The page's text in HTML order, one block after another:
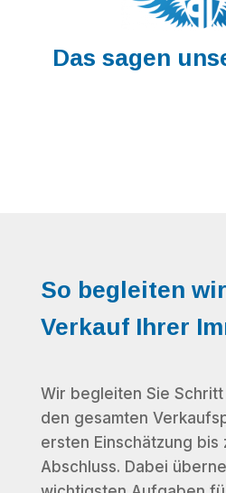
Das sagen
So begleiten
Verkauf Ihrer
Wir begleiten Sie
den gesamten
ersten Einschätzung
Abschluss. Dabei